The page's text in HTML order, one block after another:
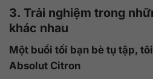
3. Trải nghiệm trong
khác nhau
Một buổi tối bạn bè tụ tập,
Absolut Citron